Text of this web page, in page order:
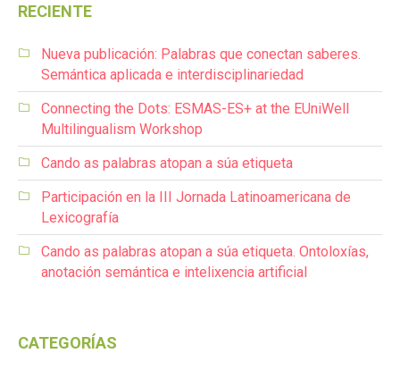
RECIENTE
Nueva publicación: Palabras que conectan saberes.
Semántica aplicada e interdisciplinariedad
Connecting the Dots: ESMAS-ES+ at the EUniWell
Multilingualism Workshop
Cando as palabras atopan a súa etiqueta
Participación en la III Jornada Latinoamericana de
Lexicografía
Cando as palabras atopan a súa etiqueta. Ontoloxías,
anotación semántica e intelixencia artificial
CATEGORÍAS